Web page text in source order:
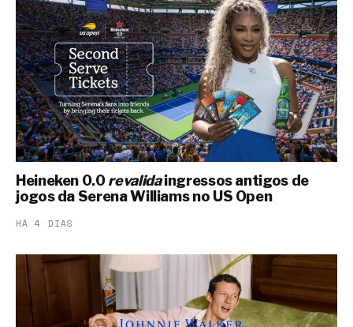
Heineken 0.0revalidaingressos antigos de
jogos da Serena Williams no US Open
HÁ 4 DIAS